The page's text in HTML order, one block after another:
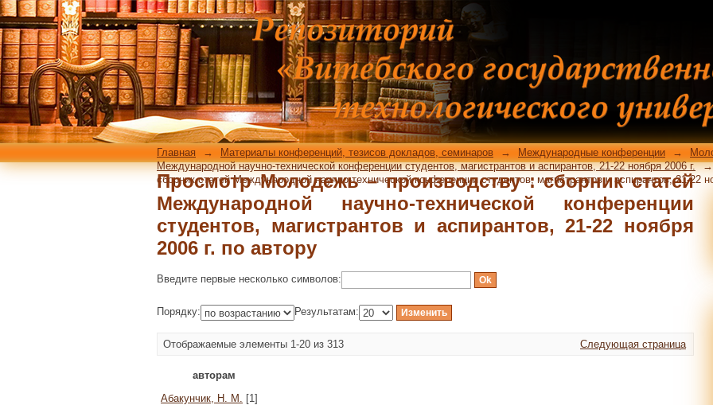
Просмотр Молодежь – производству : сборник
научно-технической конференции студентов,
22 ноября 2006 г. по автору
Главная → Материалы конференций, тезисов докладов, семинаров → Международные конференции →
Международной научно-технической конференции студентов, магистрантов и аспирантов, 21-22 ноября 2006 г. →
сборник статей Международной научно-технической конференции студентов, магистрантов и аспирантов, 21-22
Просмотр Молодежь – производству : сборник статей
Международной научно-технической конференции
студентов, магистрантов и аспирантов, 21-22 ноября
2006 г. по автору
Введите первые несколько символов:
Порядку: Результатам:
Отображаемые элементы 1-20 из 313 Следующая страница
авторам
Абакунчик, Н. М. [1]